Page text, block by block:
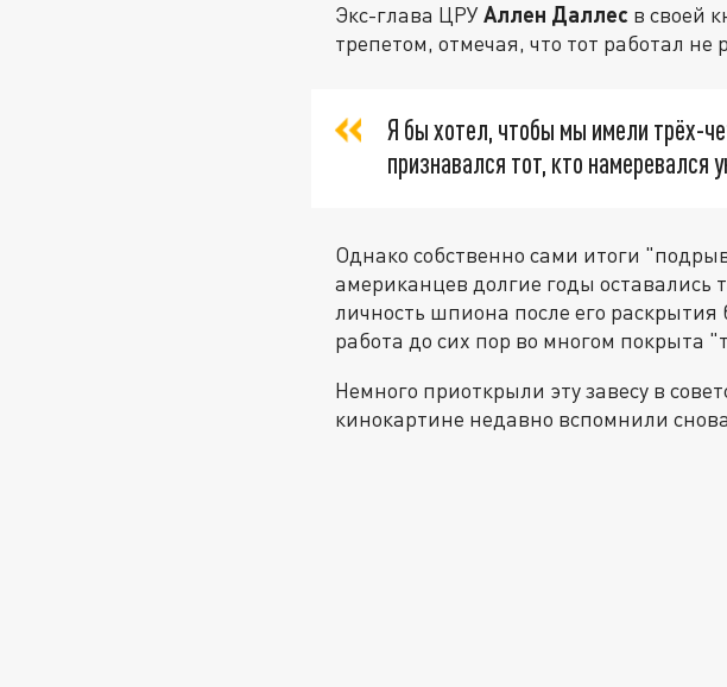
Экс-глава ЦРУ Аллен Даллес в своей
трепетом, отмечая, что тот работал
Я бы хотел, чтобы мы имели трёх-
признавался тот, кто намеревался
Однако собственно сами итоги
американцев долгие годы оставались
личность шпиона после его
работа до сих пор во многом покрыта
Немного приоткрыли эту завесу в
кинокартине недавно вспомнили